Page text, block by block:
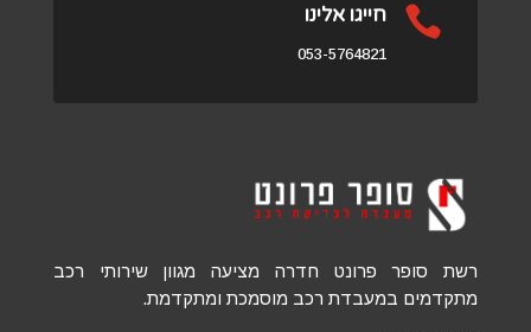
 חייגו אלינו
053-5764821
רשת סופר פרונט חדרה מציעה מגוון שירותי רכב
מתקדמים במעבדת רכב מוסמכת ומתקדמת.